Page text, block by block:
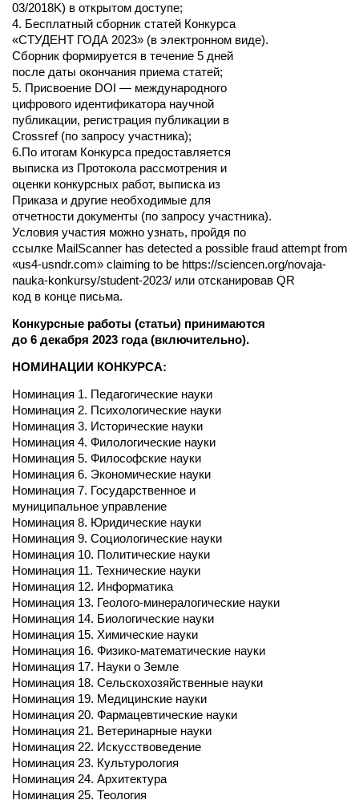
03/2018K) в открытом доступе;
4. Бесплатный сборник статей Конкурса
«СТУДЕНТ ГОДА 2023» (в электронном виде).
Сборник формируется в течение 5 дней
после даты окончания приема статей;
5. Присвоение DOI — международного
цифрового идентификатора научной
публикации, регистрация публикации в
Crossref (по запросу участника);
6.По итогам Конкурса предоставляется
выписка из Протокола рассмотрения и
оценки конкурсных работ, выписка из
Приказа и другие необходимые для
отчетности документы (по запросу участника).
Условия участия можно узнать, пройдя по
ссылке MailScanner has detected a possible fraud attempt from
«us4-usndr.com» claiming to be https://sciencen.org/novaja-
nauka-konkursy/student-2023/ или отсканировав QR
код в конце письма.
Конкурсные работы (статьи) принимаются
до 6 декабря 2023 года (включительно).
НОМИНАЦИИ КОНКУРСА:
Номинация 1. Педагогические науки
Номинация 2. Психологические науки
Номинация 3. Исторические науки
Номинация 4. Филологические науки
Номинация 5. Философские науки
Номинация 6. Экономические науки
Номинация 7. Государственное и
муниципальное управление
Номинация 8. Юридические науки
Номинация 9. Социологические науки
Номинация 10. Политические науки
Номинация 11. Технические науки
Номинация 12. Информатика
Номинация 13. Геолого-минералогические науки
Номинация 14. Биологические науки
Номинация 15. Химические науки
Номинация 16. Физико-математические науки
Номинация 17. Науки о Земле
Номинация 18. Сельскохозяйственные науки
Номинация 19. Медицинские науки
Номинация 20. Фармацевтические науки
Номинация 21. Ветеринарные науки
Номинация 22. Искусствоведение
Номинация 23. Культурология
Номинация 24. Архитектура
Номинация 25. Теология